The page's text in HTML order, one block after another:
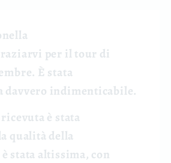
per il tour di
È stata
davvero indimenticabile.
è stata
qualità della
stata altissima, con